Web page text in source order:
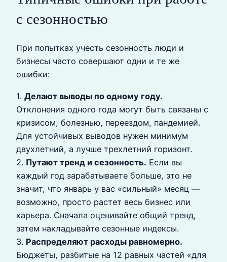
с сезонностью
При попытках учесть сезонность люди и
бизнесы часто совершают одни и те же
ошибки:
1. Делают выводы по одному году.
Отклонения одного года могут быть связаны с
кризисом, болезнью, переездом, пандемией.
Для устойчивых выводов нужен минимум
двухлетний, а лучше трехлетний горизонт.
2. Путают тренд и сезонность. Если вы
каждый год зарабатываете больше, это не
значит, что январь у вас «сильный» месяц —
возможно, просто растет весь бизнес или
карьера. Сначала оценивайте общий тренд,
затем накладывайте сезонные индексы.
3. Распределяют расходы равномерно.
Бюджеты, разбитые на 12 равных частей «для